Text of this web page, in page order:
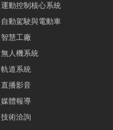
呂寧
林毓
庭
運動控制核心系統
自動駕駛與電動車
智慧工廠
無人機系統
軌道系統
直播影音
媒體報導
技術洽詢